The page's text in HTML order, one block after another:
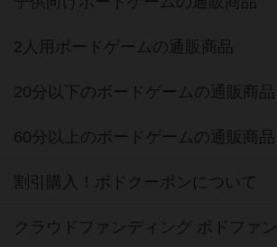
2人用ボードゲームの通販商品
20分以下のボードゲームの通販商品
60分以上のボードゲームの通販商品
割引購入！ボドクーポンについて
クラウドファンディング ボドファン